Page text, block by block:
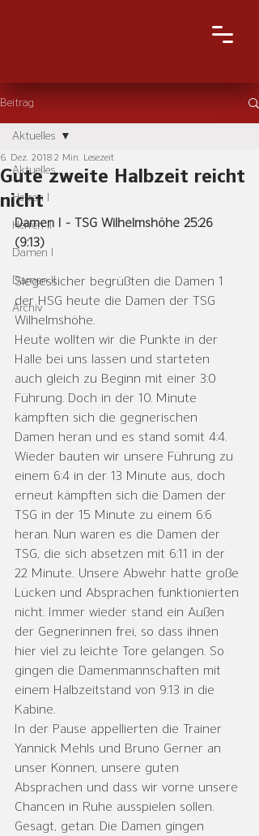
Beitrag
Aktuelles
Herren I
Herren II
Damen I
Damen II
Archiv
Aktuelles
Gute zweite Halbzeit reicht
nicht
6. Dez. 2018 2 Min. Lesezeit
Damen I - TSG Wilhelmshöhe 25:26
(9:13)
Siegessicher begrüßten die Damen 1
der HSG heute die Damen der TSG
Wilhelmshöhe.
Heute wollten wir die Punkte in der
Halle bei uns lassen und starteten
auch gleich zu Beginn mit einer 3:0
Führung. Doch in der 10. Minute
kämpften sich die gegnerischen
Damen heran und es stand somit 4:4.
Wieder bauten wir unsere Führung zu
einem 6:4 in der 13 Minute aus, doch
erneut kämpften sich die Damen der
TSG in der 15 Minute zu einem 6:6
heran. Nun waren es die Damen der
TSG, die sich absetzen mit 6:11 in der
22 Minute. Unsere Abwehr hatte große
Lücken und Absprachen funktionierten
nicht. Immer wieder stand ein Außen
der Gegnerinnen frei, so dass ihnen
hier viel zu leichte Tore gelangen. So
gingen die Damenmannschaften mit
einem Halbzeitstand von 9:13 in die
Kabine.
In der Pause appellierten die Trainer
Yannick Mehls und Bruno Gerner an
unser Können, unsere guten
Absprachen und dass wir vorne unsere
Chancen in Ruhe ausspielen sollen.
Gesagt, getan. Die Damen gingen